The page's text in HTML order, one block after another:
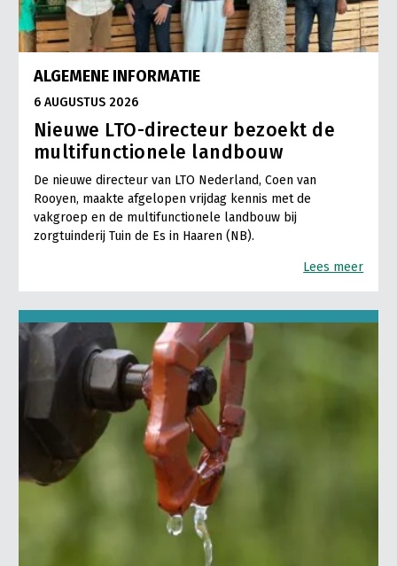
ALGEMENE INFORMATIE
6 AUGUSTUS 2026
Nieuwe LTO-directeur bezoekt de
multifunctionele landbouw
De nieuwe directeur van LTO Nederland, Coen van
Rooyen, maakte afgelopen vrijdag kennis met de
vakgroep en de multifunctionele landbouw bij
zorgtuinderij Tuin de Es in Haaren (NB).
Lees meer